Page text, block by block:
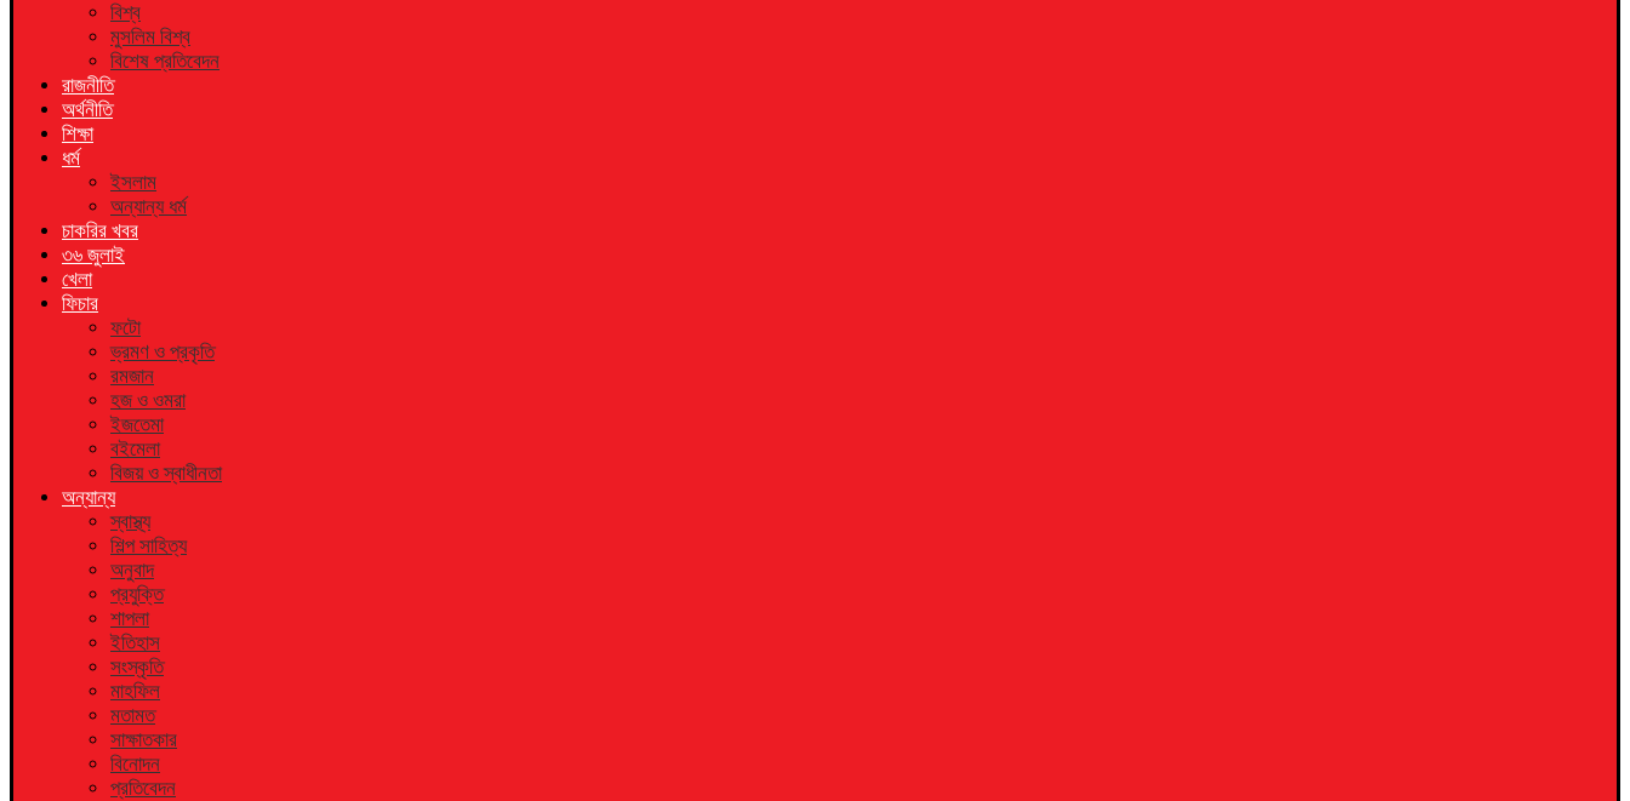
বিশ্ব
মুসলিম বিশ্ব
বিশেষ প্রতিবেদন
রাজনীতি
অর্থনীতি
শিক্ষা
ধর্ম
ইসলাম
অন্যান্য ধর্ম
চাকরির খবর
৩৬ জুলাই
খেলা
ফিচার
ফটো
ভ্রমণ ও প্রকৃতি
রমজান
হজ ও ওমরা
ইজতেমা
বইমেলা
বিজয় ও স্বাধীনতা
অন্যান্য
স্বাস্থ্য
শিল্প সাহিত্য
অনুবাদ
প্রযুক্তি
শাপলা
ইতিহাস
সংস্কৃতি
মাহফিল
মতামত
সাক্ষাতকার
বিনোদন
প্রতিবেদন